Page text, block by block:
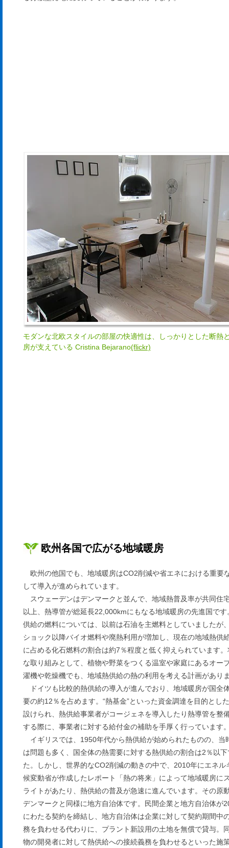
モダンな北欧スタイルの部屋の快適性は、しっかりとした断熱
房が支えている Cristina Bejarano(flickr)
欧州各国で広がる地域暖房
欧州の他国でも、地域暖房はCO2削減や省エネにおける重要
して導入が進められています。
スウェーデンはデンマークと並んで、地域熱普及率が共同住
以上、熱導管が総延長22,000kmにもなる地域暖房の先進国です
供給の燃料については、以前は石油を主燃料としていましたが
ショック以降バイオ燃料や廃熱利用が増加し、現在の地域熱供
に占める化石燃料の割合は約7％程度と低く抑えられています
な取り組みとして、植物や野菜をつくる温室や家庭にあるオー
濯機や乾燥機でも、地域熱供給の熱の利用を考える計画があり
ドイツも比較的熱供給の導入が進んでおり、地域暖房が国全
要の約12％を占めます。“熱基金”といった資金調達を目的とし
設けられ、熱供給事業者がコージェネを導入したり熱導管を整
する際に、事業者に対する給付金の補助を手厚く行っています
イギリスでは、1950年代から熱供給が始められたものの、当
は問題も多く、国全体の熱需要に対する熱供給の割合は2％以下
た。しかし、世界的なCO2削減の動きの中で、2010年にエネル
候変動省が作成したレポート「熱の将来」によって地域暖房に
ライトがあたり、熱供給の普及が急速に進んでいます。その原
デンマークと同様に地方自治体です。民間企業と地方自治体が
にわたる契約を締結し、地方自治体は企業に対して契約期間中
務を負わせる代わりに、プラント新設用の土地を無償で貸与。
物の開発者に対して熱供給への接続義務を負わせるといった施